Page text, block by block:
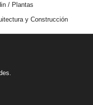
/ Plantas
y Construcción